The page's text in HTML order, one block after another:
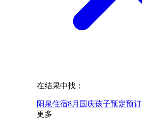
在结果中找：
阳泉住宿8月 国庆孩子预定预订
更多